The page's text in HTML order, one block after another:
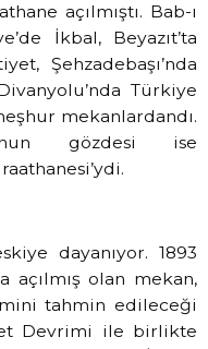
açılmıştı. Bab-ı
İkbal, Beyazıt’ta
Şehzadebaşı’nda
Türkiye
mekanlardandı.
gözdesi ise
dayanıyor. 1893
açılmış olan mekan,
tahmin edileceği
Devrimi ile birlikte